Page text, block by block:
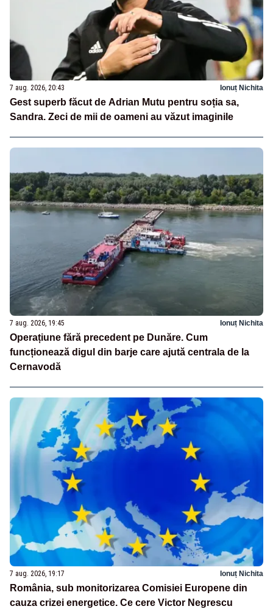
7 aug. 2026, 20:43 Ionuț Nichita
Gest superb făcut de Adrian Mutu pentru soția sa,
Sandra. Zeci de mii de oameni au văzut imaginile
7 aug. 2026, 19:45 Ionuț Nichita
Operațiune fără precedent pe Dunăre. Cum
funcționează digul din barje care ajută centrala de la
Cernavodă
7 aug. 2026, 19:17 Ionuț Nichita
România, sub monitorizarea Comisiei Europene din
cauza crizei energetice. Ce cere Victor Negrescu